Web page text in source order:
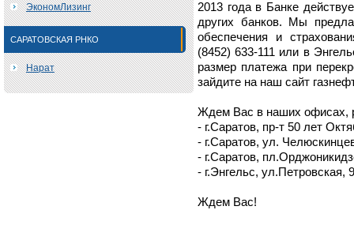
ЭкономЛизинг
САРАТОВСКАЯ РНКО
Нарат
2013 года в Банке
других банков. Мы
обеспечения и
(8452) 633-111 или в
размер платежа при
зайдите на наш сайт
Ждем Вас в наших офисах,
- г.Саратов, пр-т 50 лет
- г.Саратов, ул.
- г.Саратов,
- г.Энгельс, ул.Петровская,
Ждем Вас!